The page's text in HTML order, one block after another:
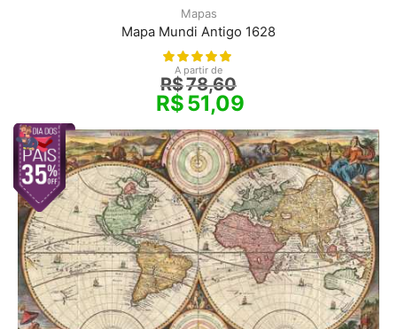
Mapas
Mapa Mundi Antigo 1628
A partir de
R$78,60
R$51,09